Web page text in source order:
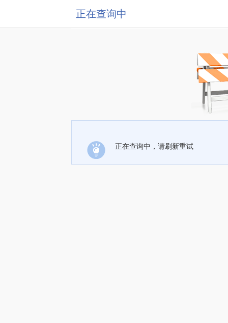
正在查询中
正在查询中，请刷新重试